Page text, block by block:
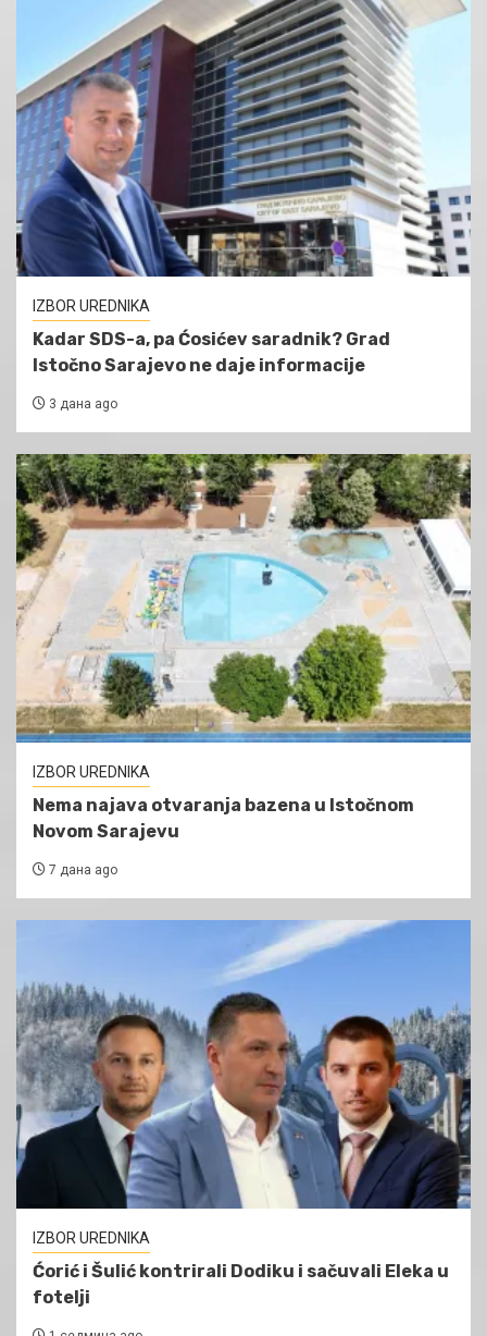
IZBOR UREDNIKA
Kadar SDS-a, pa Ćosićev saradnik? Grad
Istočno Sarajevo ne daje informacije
3 дана ago
IZBOR UREDNIKA
Nema najava otvaranja bazena u Istočnom
Novom Sarajevu
7 дана ago
IZBOR UREDNIKA
Ćorić i Šulić kontrirali Dodiku i sačuvali Eleka u
fotelji